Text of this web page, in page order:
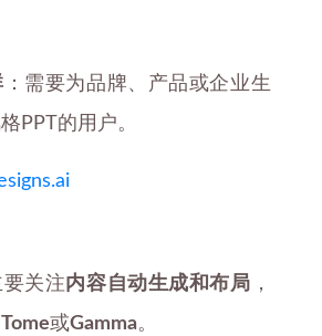
：需要为品牌、产品或企业生
PPT的用户。
关注 内容自动生成和布局 ，
Tome或Gamma。